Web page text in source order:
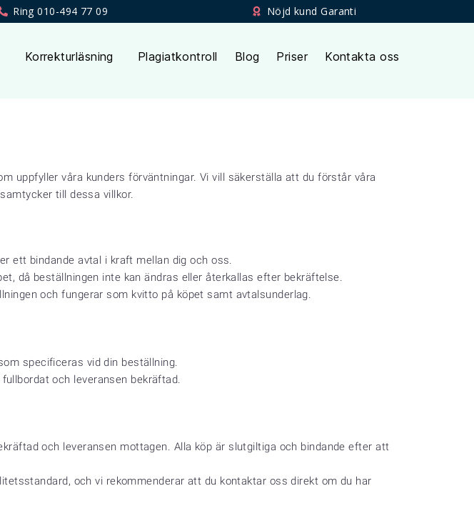
Ring 010-494 77 09 Nöjd kund Garanti
Korrekturläsning Plagiatkontroll Blog Priser Kontakta oss
uppfyller våra kunders förväntningar. Vi vill säkerställa att du förstår våra
till dessa villkor.
ett bindande avtal i kraft mellan dig och oss.
då beställningen inte kan ändras eller återkallas efter bekräftelse.
och fungerar som kvitto på köpet samt avtalsunderlag.
specificeras vid din beställning.
och leveransen bekräftad.
och leveransen mottagen. Alla köp är slutgiltiga och bindande efter att
och vi rekommenderar att du kontaktar oss direkt om du har